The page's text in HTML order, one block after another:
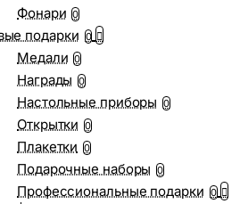
Фонари 0
подарки 0
Медали 0
Награды 0
Настольные приборы 0
Открытки 0
Плакетки 0
Подарочные наборы 0
Профессиональные подарки 0